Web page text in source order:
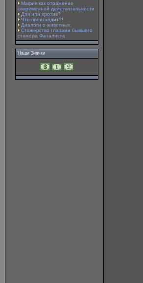
Мафия как отражение
современной действительности
Для или против?
Что происходит?!
Диалоги о животных.
Стажерство глазами бывшего
стажера Фаталиста
Наши Значки